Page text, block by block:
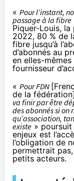
« Pour l’instant,
passage à la fibre
Piquer-Louis,
2022, 80 % de
fibre jusqu’à
d’abonnés au
en elles-
fournisseur
« Pour FDN
de la fédération]
va finir par être
des abonnés si on
qu’association,
existe » poursuit
enjeux est
l’obligation de
permettrait pas,
petits acteurs.